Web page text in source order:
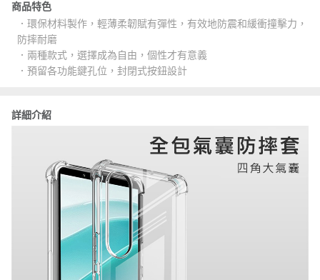
商品特色
．環保材料製作，輕薄柔韌賦有彈性，有效地防震和緩衝撞擊力，
防摔耐磨
．兩種款式，選擇成為自由，個性才有意義
．預留各功能鍵孔位，封閉式按鈕設計
詳細介紹